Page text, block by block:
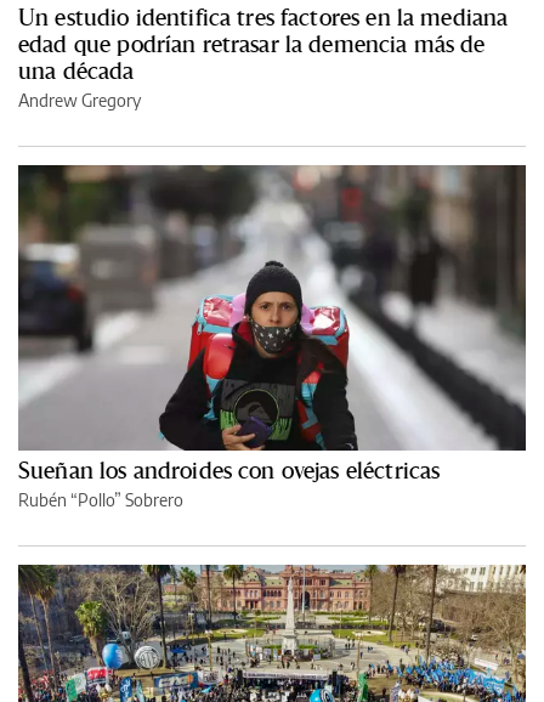
Un estudio identifica tres factores en la mediana
edad que podrían retrasar la demencia más de
una década
Andrew Gregory
Sueñan los androides con ovejas eléctricas
Rubén “Pollo” Sobrero